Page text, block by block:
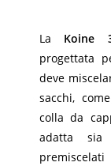
La Koine
progettata
deve
sacchi,
colla da
adatta sia